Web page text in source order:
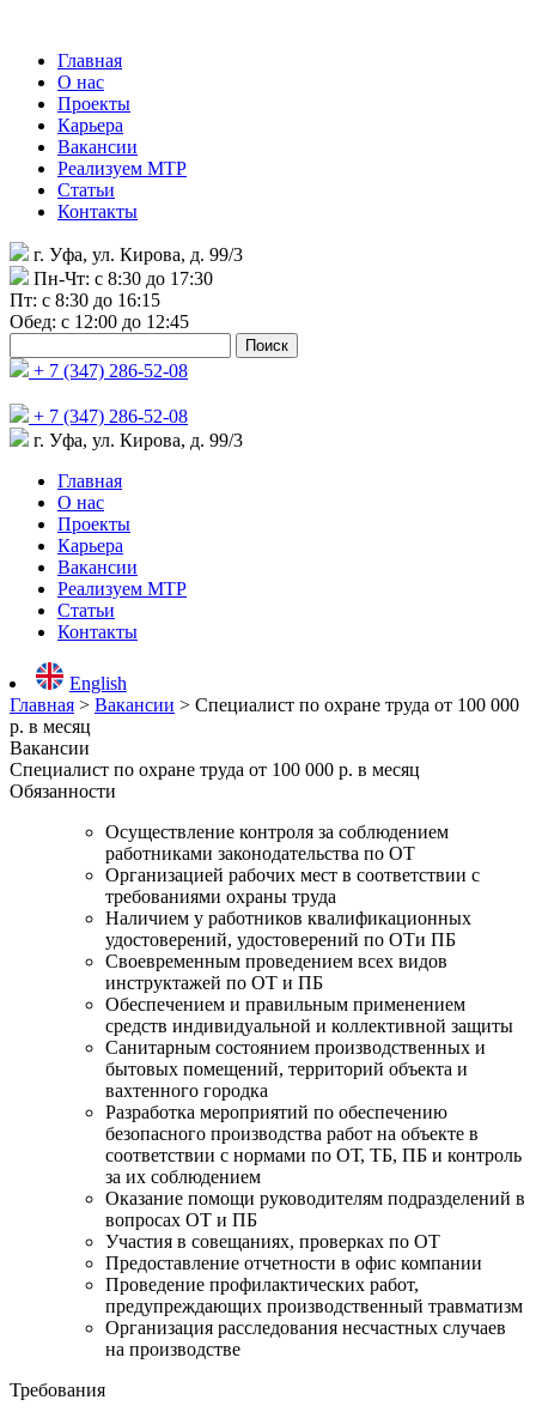
Главная
О нас
Проекты
Карьера
Вакансии
Реализуем МТР
Статьи
Контакты
г. Уфа, ул. Кирова, д. 99/3
Пн-Чт: c 8:30 до 17:30
Пт: c 8:30 до 16:15
Обед: c 12:00 до 12:45
+ 7 (347) 286-52-08
+ 7 (347) 286-52-08
г. Уфа, ул. Кирова, д. 99/3
Главная
О нас
Проекты
Карьера
Вакансии
Реализуем МТР
Статьи
Контакты
English
Главная > Вакансии > Специалист по охране труда от 100 000
р. в месяц
Вакансии
Специалист по охране труда от 100 000 р. в месяц
Обязанности
Осуществление контроля за соблюдением
работниками законодательства по ОТ
Организацией рабочих мест в соответствии с
требованиями охраны труда
Наличием у работников квалификационных
удостоверений, удостоверений по ОТи ПБ
Своевременным проведением всех видов
инструктажей по ОТ и ПБ
Обеспечением и правильным применением
средств индивидуальной и коллективной защиты
Санитарным состоянием производственных и
бытовых помещений, территорий объекта и
вахтенного городка
Разработка мероприятий по обеспечению
безопасного производства работ на объекте в
соответствии с нормами по ОТ, ТБ, ПБ и контроль
за их соблюдением
Оказание помощи руководителям подразделений в
вопросах ОТ и ПБ
Участия в совещаниях, проверках по ОТ
Предоставление отчетности в офис компании
Проведение профилактических работ,
предупреждающих производственный травматизм
Организация расследования несчастных случаев
на производстве
Требования